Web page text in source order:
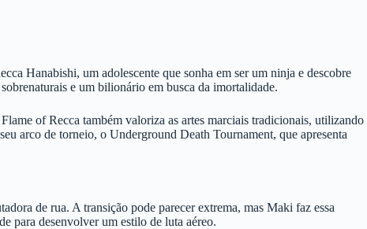
Hanabishi, um adolescente que sonha em ser um ninja e descobre
e um bilionário em busca da imortalidade.
of Recca também valoriza as artes marciais tradicionais, utilizando
arco de torneio, o Underground Death Tournament, que apresenta
de rua. A transição pode parecer extrema, mas Maki faz essa
para desenvolver um estilo de luta aéreo.